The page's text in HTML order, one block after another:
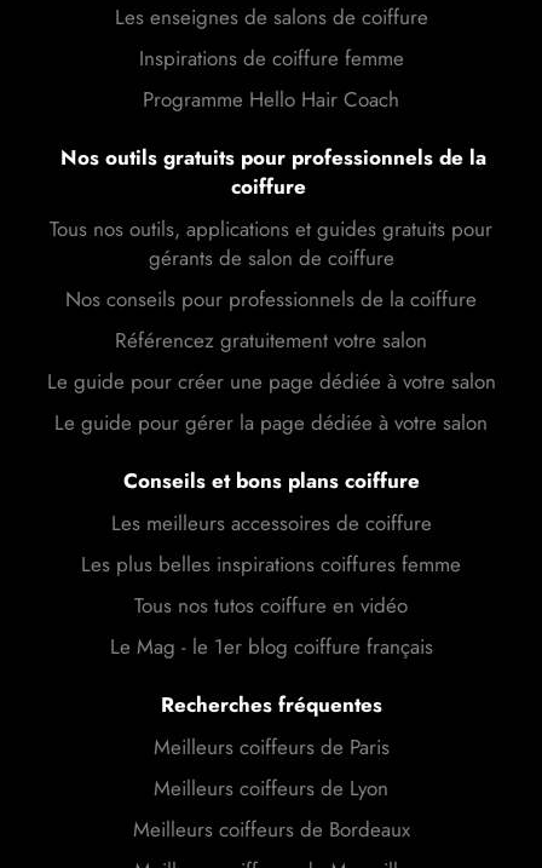
Les enseignes de salons de coiffure
Inspirations de coiffure femme
Programme Hello Hair Coach
Nos outils gratuits pour professionnels de la
coiffure
Tous nos outils, applications et guides gratuits pour
gérants de salon de coiffure
Nos conseils pour professionnels de la coiffure
Référencez gratuitement votre salon
Le guide pour créer une page dédiée à votre salon
Le guide pour gérer la page dédiée à votre salon
Conseils et bons plans coiffure
Les meilleurs accessoires de coiffure
Les plus belles inspirations coiffures femme
Tous nos tutos coiffure en vidéo
Le Mag - le 1er blog coiffure français
Recherches fréquentes
Meilleurs coiffeurs de Paris
Meilleurs coiffeurs de Lyon
Meilleurs coiffeurs de Bordeaux